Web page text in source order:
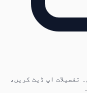
اپ ڈیٹ کریں،